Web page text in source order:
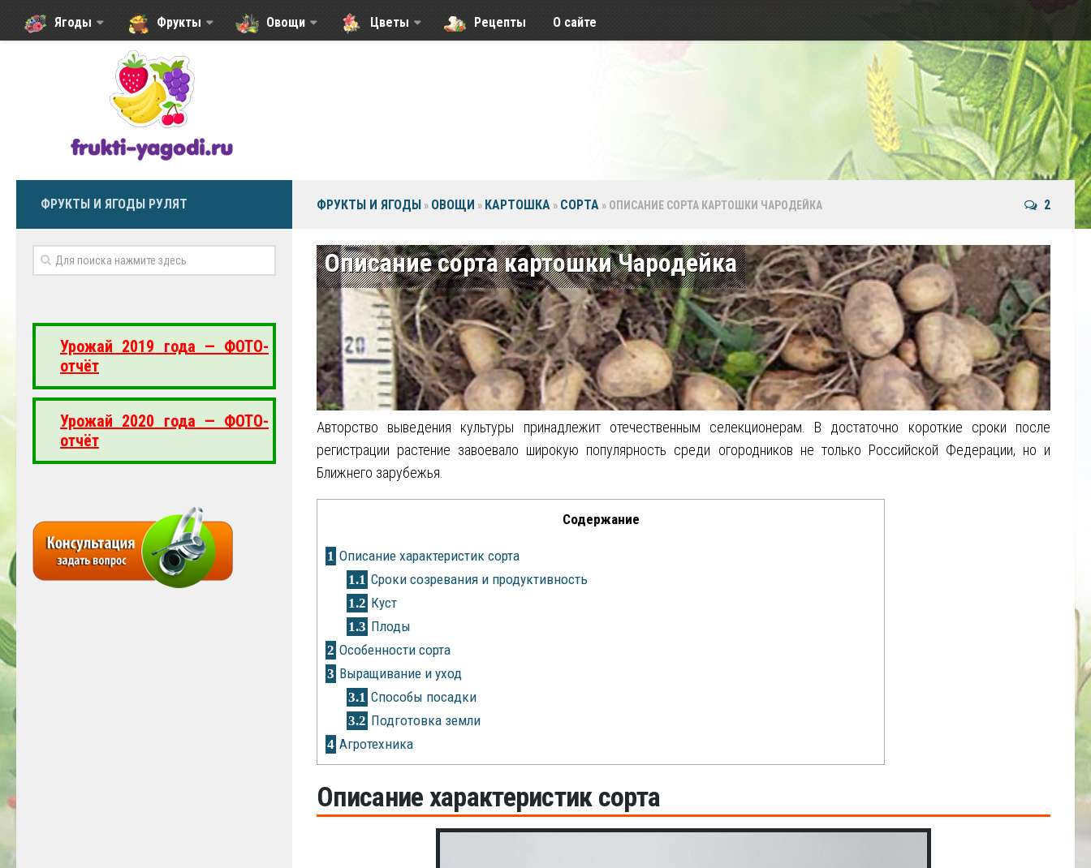
Ягоды Фрукты Овощи Цветы Рецепты О сайте
ФРУКТЫ И ЯГОДЫ » ОВОЩИ » КАРТОШКА » СОРТА » ОПИСАНИЕ СОРТА КАРТОШКИ ЧАРОДЕЙКА 2
Описание сорта картошки Чародейка
Авторство выведения культуры принадлежит отечественным селекционерам. В достаточно короткие сроки после
регистрации растение завоевало широкую популярность среди огородников не только Российской Федерации, но и
Ближнего зарубежья.
Содержание
1 Описание характеристик сорта
1.1 Сроки созревания и продуктивность
1.2 Куст
1.3 Плоды
2 Особенности сорта
3 Выращивание и уход
3.1 Способы посадки
3.2 Подготовка земли
4 Агротехника
Описание характеристик сорта
ФРУКТЫ И ЯГОДЫ РУЛЯТ
Урожай 2019 года — ФОТО-
отчёт
Урожай 2020 года — ФОТО-
отчёт